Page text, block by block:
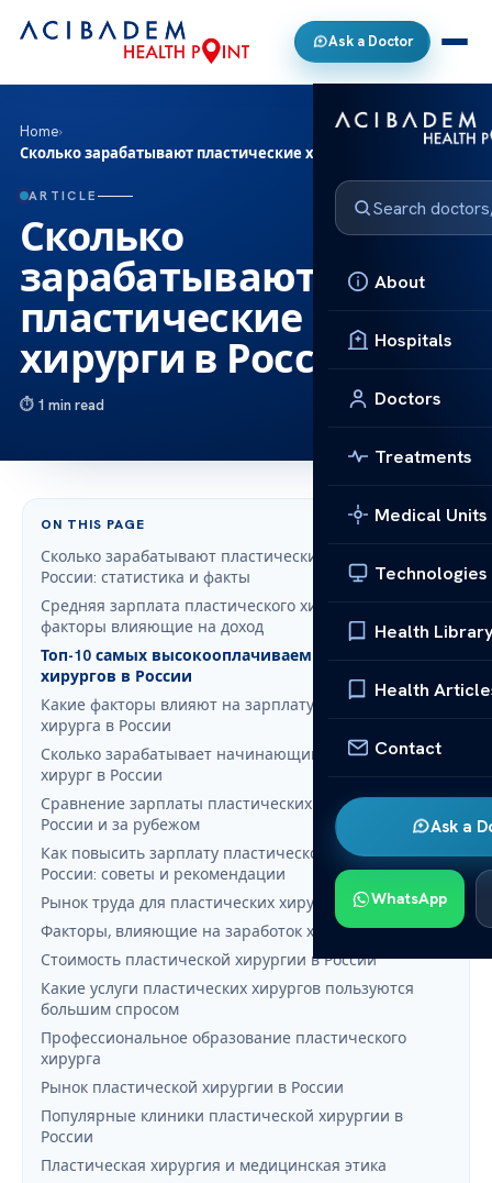
Ask a Doctor
About
Hospitals
Doctors
Treatments
Medical Units
Technologies
Health
Health
Contact
Ask a
WhatsApp
Home›
Сколько зарабатывают пластические хирурги в России?
ARTICLE
Сколько
зарабатывают
пластические
хирурги в России?
1 min read
ON THIS PAGE
Сколько зарабатывают пластические хирурги в
России: статистика и факты
Средняя зарплата пластического хирурга в России:
факторы влияющие на доход
Топ-10 самых высокооплачиваемых пластических
хирургов в России
Какие факторы влияют на зарплату пластического
хирурга в России
Сколько зарабатывает начинающий пластический
хирург в России
Сравнение зарплаты пластических хирургов в
России и за рубежом
Как повысить зарплату пластического хирурга в
России: советы и рекомендации
Рынок труда для пластических хирургов в России
Факторы, влияющие на заработок хирургов
Стоимость пластической хирургии в России
Какие услуги пластических хирургов пользуются
большим спросом
Профессиональное образование пластического
хирурга
Рынок пластической хирургии в России
Популярные клиники пластической хирургии в
России
Пластическая хирургия и медицинская этика